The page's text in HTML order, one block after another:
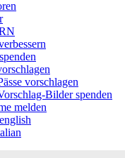
vorschlagen
Bilder spenden
melden